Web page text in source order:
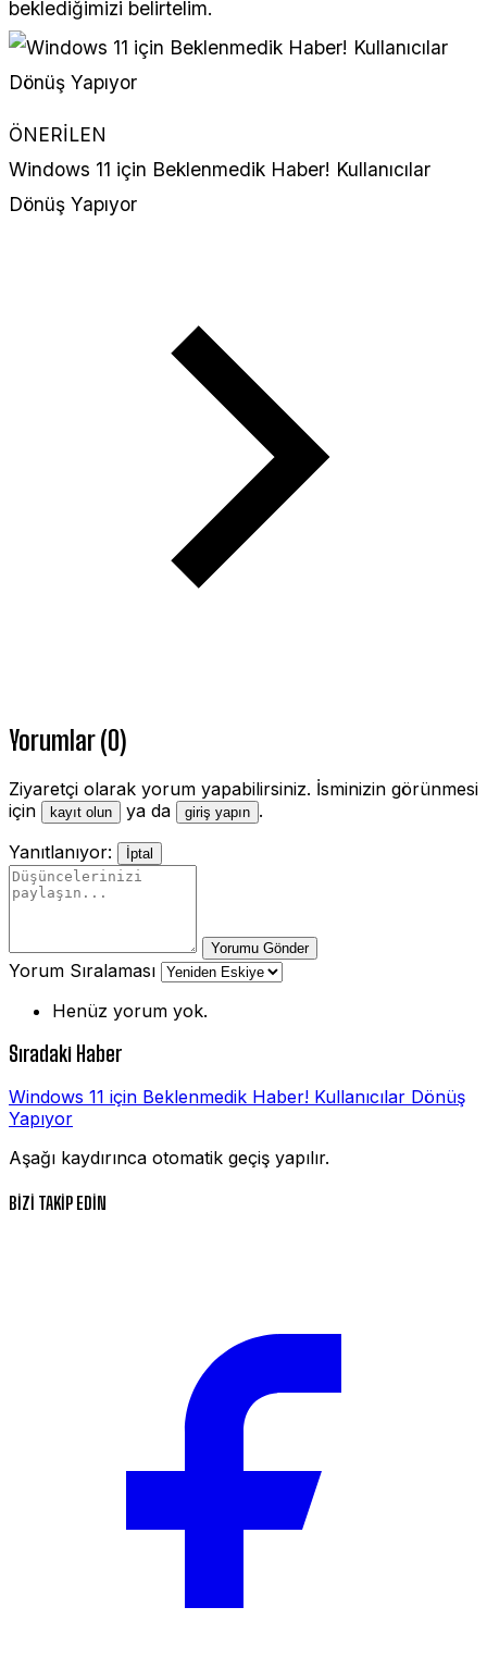
beklediğimizi belirtelim.
ÖNERİLEN
Windows 11 için Beklenmedik Haber! Kullanıcılar
Dönüş Yapıyor
Yorumlar (0)
Ziyaretçi olarak yorum yapabilirsiniz. İsminizin görünmesi
için
kayıt olun ya da giriş yapın .
Yanıtlanıyor:
İptal
Yorumu Gönder
Yorum Sıralaması
Henüz yorum yok.
Sıradaki Haber
Windows 11 için Beklenmedik Haber! Kullanıcılar Dönüş
Yapıyor
Aşağı kaydırınca otomatik geçiş yapılır.
BİZİ TAKİP EDİN